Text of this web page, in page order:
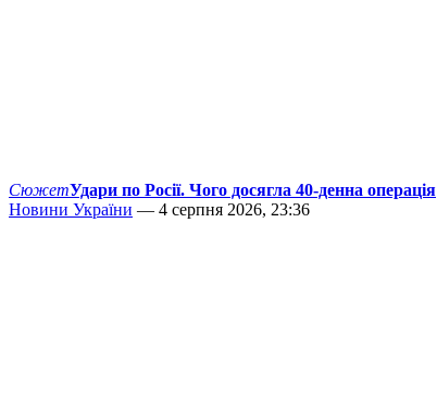
СюжетУдари по Росії. Чого досягла 40-денна операція
Новини України — 4 серпня 2026, 23:36